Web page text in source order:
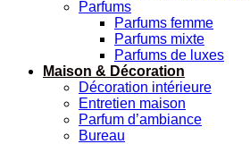
Parfums
Parfums femme
Parfums mixte
Parfums de luxes
Maison & Décoration
Décoration intérieure
Entretien maison
Parfum d’ambiance
Bureau